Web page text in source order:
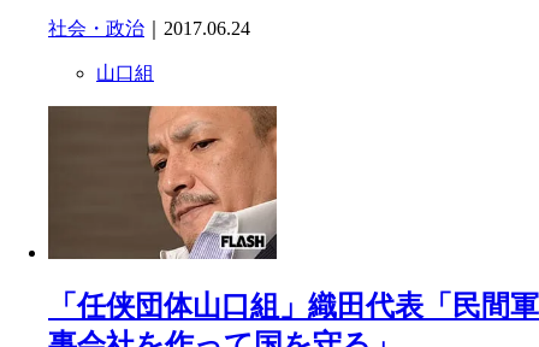
社会・政治 ｜2017.06.24
山口組
「任侠団体山口組」織田代表「民間軍